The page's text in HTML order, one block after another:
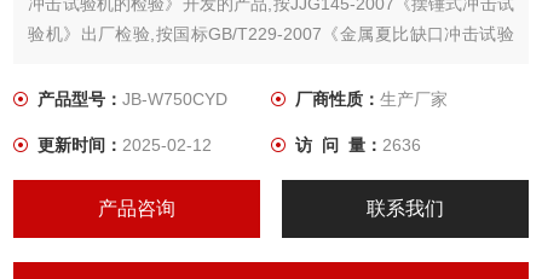
冲击试验机的检验》开发的产品,按JJG145-2007《摆锤式冲击试
验机》出厂检验,按国标GB/T229-2007《金属夏比缺口冲击试验
产品型号：JB-W750CYD 厂商性质： 生产厂家
更新时间：2025-02-12 访 问 量： 2636
产品咨询 联系我们